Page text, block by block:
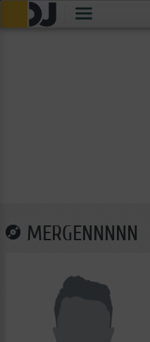
MERGENNNNN